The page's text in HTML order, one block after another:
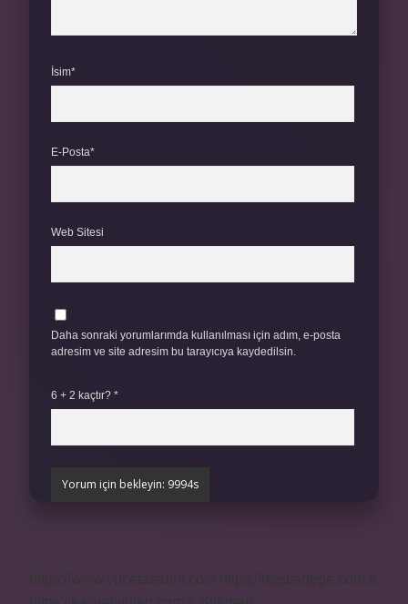
İsim*
E-Posta*
Web Sitesi
Daha sonraki yorumlarımda kullanılması için adım, e-posta
adresim ve site adresim bu tarayıcıya kaydedilsin.
6 + 2 kaçtır? *